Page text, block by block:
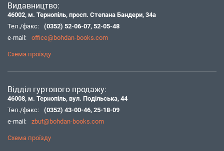
Видавництво:
46002, м. Тернопіль, просп. Степана Бандери, 34а
Тел./факс:
(0352) 52-06-07, 52-05-48
e-mail:
office@bohdan-books.com
Схема проїзду
Відділ гуртового продажу:
46008, м. Тернопіль, вул. Подільська, 44
Тел./факс:
(0352) 43-00-46, 25-18-09
e-mail:
zbut@bohdan-books.com
Схема проїзду